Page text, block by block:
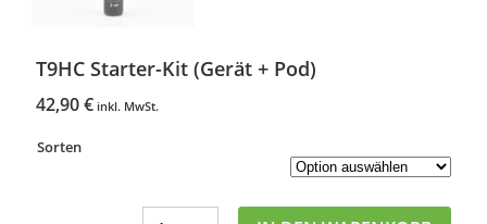
T9HC Starter-Kit (Gerät + Pod)
42,90€ inkl. MwSt.
Sorten